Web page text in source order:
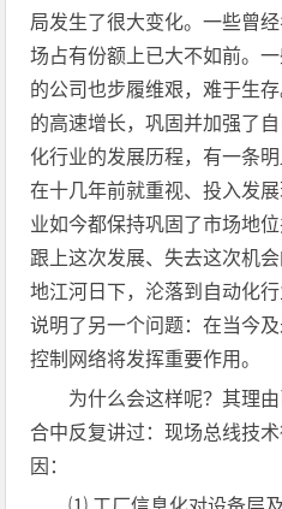
局发生了很大变化。一些曾
场占有份额上已大不如前。
的公司也步履维艰，难于生
的高速增长，巩固并加强了
化行业的发展历程，有一条
在十几年前就重视、投入发
业如今都保持巩固了市场地
跟上这次发展、失去这次机
地江河日下，沦落到自动化
说明了另一个问题：在当今
控制网络将发挥重要作用。
为什么会这样呢？其理
合中反复讲过：现场总线技
因：